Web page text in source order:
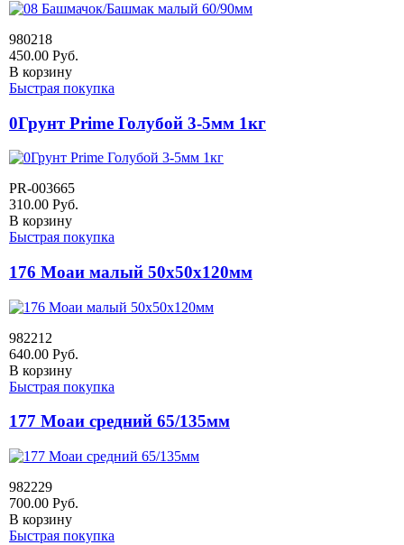
980218
450.00 Руб.
В корзину
Быстрая покупка
0Грунт Prime Голубой 3-5мм 1кг
PR-003665
310.00 Руб.
В корзину
Быстрая покупка
176 Моаи малый 50х50х120мм
982212
640.00 Руб.
В корзину
Быстрая покупка
177 Моаи средний 65/135мм
982229
700.00 Руб.
В корзину
Быстрая покупка